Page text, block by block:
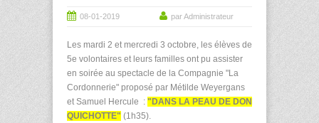
08-01-2019 par Administrateur
Les mardi 2 et mercredi 3 octobre, les élèves de
5e volontaires et leurs familles ont pu assister
en soirée au spectacle de la Compagnie "La
Cordonnerie" proposé par Métilde Weyergans
et Samuel Hercule : "DANS LA PEAU DE DON
QUICHOTTE" (1h35).